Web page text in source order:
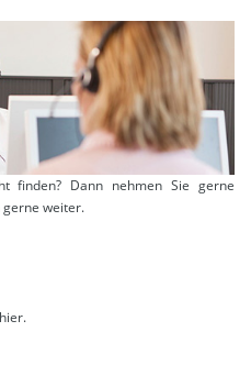
finden? Dann nehmen Sie gerne
gerne weiter.
hier.